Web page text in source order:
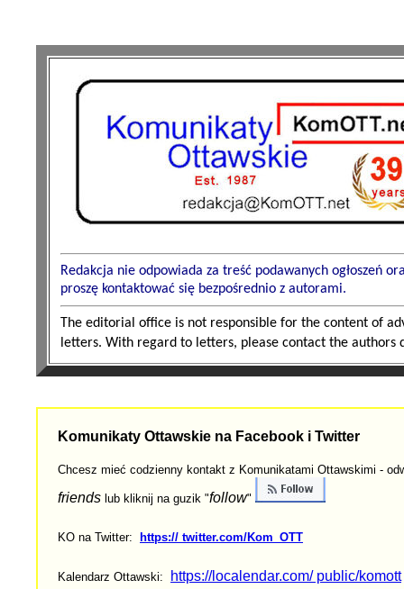
Redakcja nie odpowiada za treść podawanych ogłoszeń
proszę kontaktować się bezpośrednio z autorami.
The editorial office is not responsible for the content of
letters. With regard to letters, please contact the authors
Komunikaty Ottawskie na Facebook i Twitter
Chcesz mieć codzienny kontakt z Komunikatami Ottawskimi -
friends lub kliknij na guzik "follow"
KO na Twitter: https:// twitter.com/Kom_OTT
Kalendarz Ottawski: https://localendar.com/ public/komott